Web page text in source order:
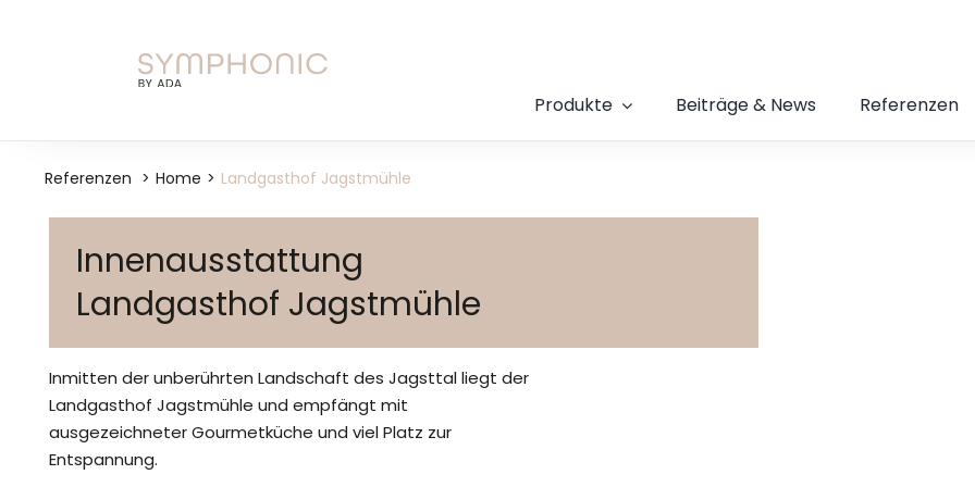
Produkte Beiträge & News Referenzen
Referenzen Home Landgasthof Jagstmühle
Innenausstattung
Landgasthof Jagstmühle
Inmitten der unberührten Landschaft des Jagsttal liegt der
Landgasthof Jagstmühle und empfängt mit
ausgezeichneter Gourmetküche und viel Platz zur
Entspannung.